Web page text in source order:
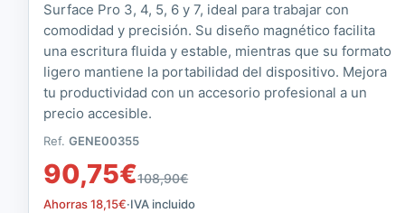
Surface Pro 3, 4, 5, 6 y 7, ideal para trabajar con
comodidad y precisión. Su diseño magnético facilita
una escritura fluida y estable, mientras que su formato
ligero mantiene la portabilidad del dispositivo. Mejora
tu productividad con un accesorio profesional a un
precio accesible.
Ref.GENE00355
90,75€108,90€
Ahorras18,15€·IVA incluido